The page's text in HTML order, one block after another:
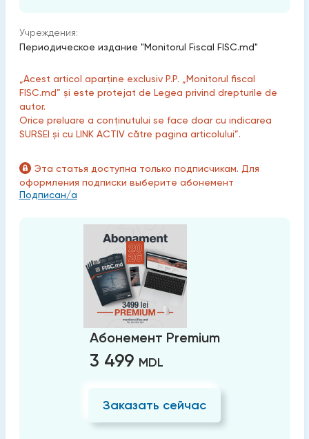
Учреждения:
Периодическое издание "Monitorul Fiscal FISC.md"
„Acest articol aparține exclusiv P.P. „Monitorul fiscal
FISC.md” și este protejat de Legea privind drepturile de
autor.
Orice preluare a conținutului se face doar cu indicarea
SURSEI și cu LINK ACTIV către pagina articolului”.
Эта статья доступна только подписчикам. Для
оформления подписки выберите абонемент
Подписан/а
Абонемент Premium
3 499 MDL
Заказать сейчас